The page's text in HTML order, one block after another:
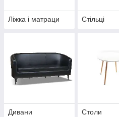
Ліжка і матраци Стільці
Дивани Столи